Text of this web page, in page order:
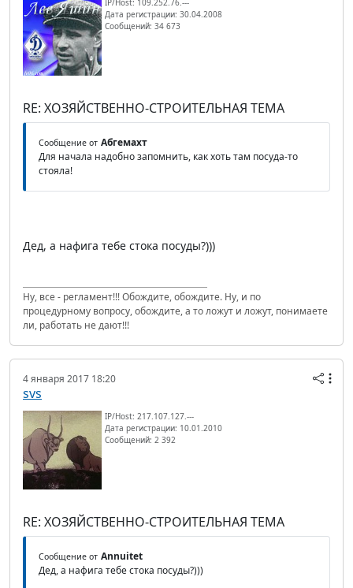
IP/Host: 109.252.76.---
Дата регистрации: 30.04.2008
Сообщений: 34 673
RE: ХОЗЯЙСТВЕННО-СТРОИТЕЛЬНАЯ ТЕМА
Сообщение от Абгемахт
Для начала надобно запомнить, как хоть там посуда-то
стояла!
Дед, а нафига тебе стока посуды?)))
Ну, все - регламент!!! Обождите, обождите. Ну, и по
процедурному вопросу, обождите, а то ложут и ложут, понимаете
ли, работать не дают!!!
4 января 2017 18:20
svs
IP/Host: 217.107.127.---
Дата регистрации: 10.01.2010
Сообщений: 2 392
RE: ХОЗЯЙСТВЕННО-СТРОИТЕЛЬНАЯ ТЕМА
Сообщение от Annuitet
Дед, а нафига тебе стока посуды?)))